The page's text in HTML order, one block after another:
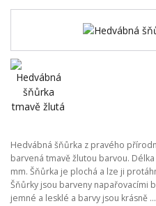
Hedvábná šňůrka z pravého
barvená tmavě žlutou barvou.
mm. Šňůrka je plochá a lze ji
Šňůrky jsou barveny napařovacími
jemné a lesklé a barvy jsou krásně ...